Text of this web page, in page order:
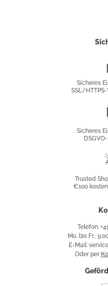
Sicheres
SSL/
Sicheres
Trusted
€100
Telefon:
Mo. bis Fr.,
E-Mail:
Oder per